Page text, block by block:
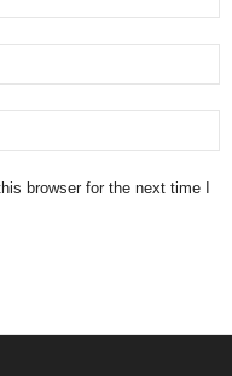
browser for the next time I